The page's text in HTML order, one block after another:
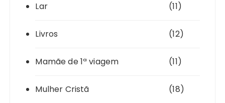
Lar (11)
Livros (12)
Mamãe de 1ª viagem (11)
Mulher Cristã (18)